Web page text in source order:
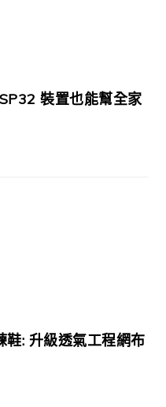
裝置也能幫全家
: 升級透氣工程網布